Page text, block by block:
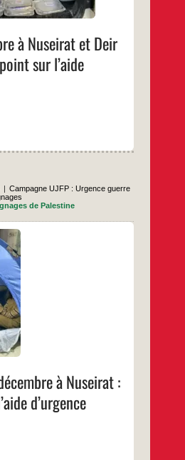
à Nuseirat et Deir
sur l’aide
décembre
et
Deir
al-
Balah
Campagne UJFP : Urgence guerre
de Palestine
à Nuseirat :
d’urgence
rendu de Abu Amir, notre
à Gaza Dans le cadre du
d’aide d’urgence aux
dans la région de
tenu du temps froid et
les déplacés de la
l’équipe de travail a
…
15
et
16
:
un